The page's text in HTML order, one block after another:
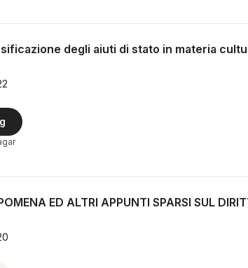
degli aiuti di stato in materia
ED ALTRI APPUNTI SPARSI SUL